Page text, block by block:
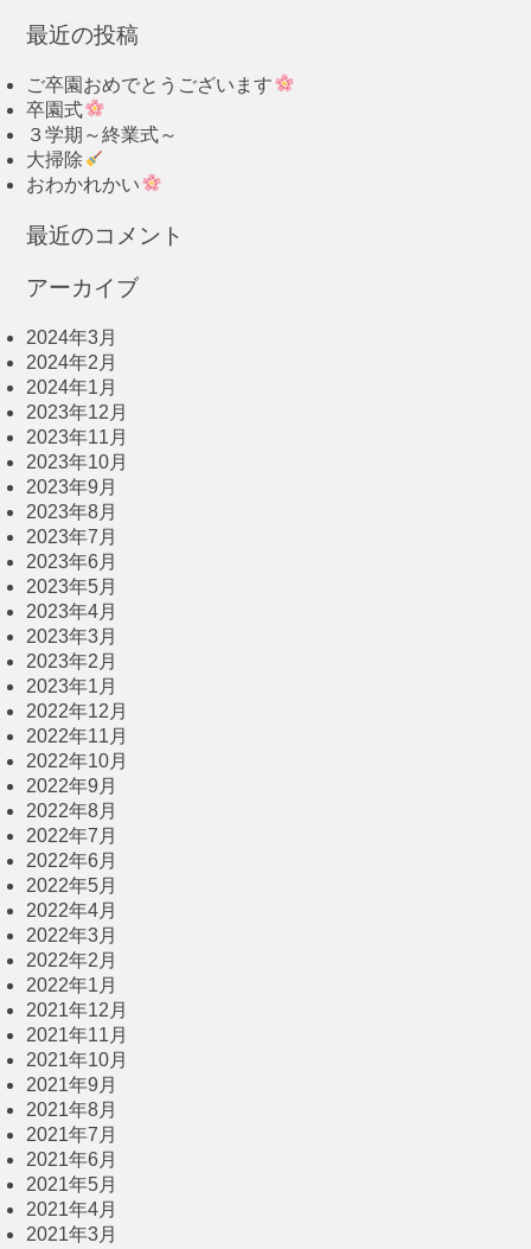
最近の投稿
ご卒園おめでとうございます
卒園式
３学期～終業式～
大掃除
おわかれかい
最近のコメント
アーカイブ
2024年3月
2024年2月
2024年1月
2023年12月
2023年11月
2023年10月
2023年9月
2023年8月
2023年7月
2023年6月
2023年5月
2023年4月
2023年3月
2023年2月
2023年1月
2022年12月
2022年11月
2022年10月
2022年9月
2022年8月
2022年7月
2022年6月
2022年5月
2022年4月
2022年3月
2022年2月
2022年1月
2021年12月
2021年11月
2021年10月
2021年9月
2021年8月
2021年7月
2021年6月
2021年5月
2021年4月
2021年3月